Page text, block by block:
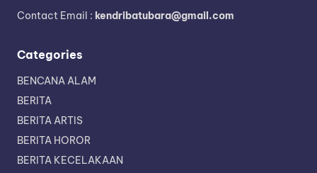
Contact Email : kendribatubara@gmail.com
Categories
BENCANA ALAM
BERITA
BERITA ARTIS
BERITA HOROR
BERITA KECELAKAAN